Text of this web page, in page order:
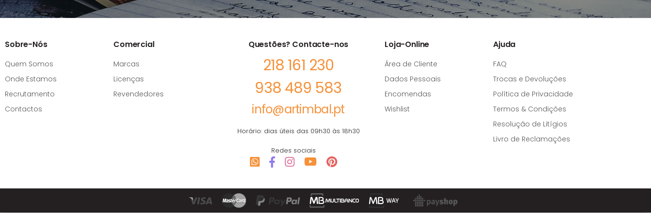
Sobre-Nós
Quem Somos
Onde Estamos
Recrutamento
Contactos
Comercial
Marcas
Licenças
Revendedores
Questões? Contacte-nos
218 161 230
938 489 583
info@artimbal.pt
Horário: dias úteis das 09h30 às 18h30
Redes sociais
Loja-Online
Área de Cliente
Dados Pessoais
Encomendas
Wishlist
Ajuda
FAQ
Trocas e Devoluções
Política de Privacidade
Termos & Condições
Resolução de Litígios
Livro de Reclamações